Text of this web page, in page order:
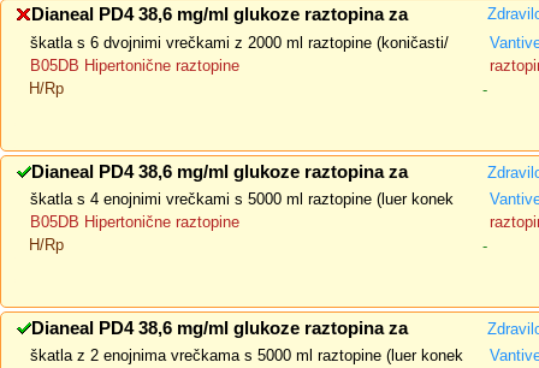
Dianeal PD4 38,6 mg/ml glukoze raztopina za
škatla s 6 dvojnimi vrečkami z 2000 ml raztopine (koničasti/
B05DB Hipertonične raztopine
H/Rp
-
Dianeal PD4 38,6 mg/ml glukoze raztopina za
škatla s 4 enojnimi vrečkami s 5000 ml raztopine (luer konek
B05DB Hipertonične raztopine
H/Rp
-
Dianeal PD4 38,6 mg/ml glukoze raztopina za
škatla z 2 enojnima vrečkama s 5000 ml raztopine (luer konek